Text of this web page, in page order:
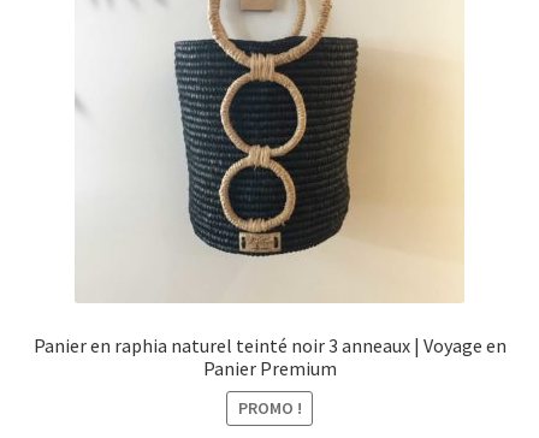
Panier en raphia naturel teinté noir 3 anneaux | Voyage en
Panier Premium
PROMO !